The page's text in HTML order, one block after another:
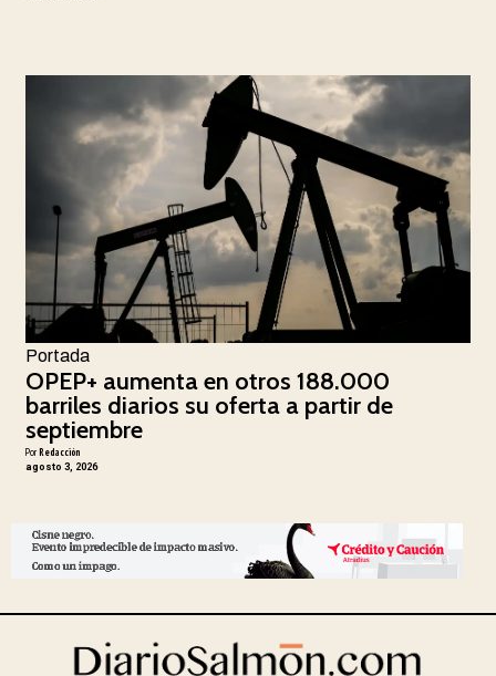
Portada
OPEP+ aumenta en otros 188.000
barriles diarios su oferta a partir de
septiembre
PorRedacción
agosto 3, 2026